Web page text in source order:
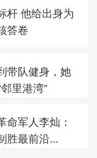
杆 他给出身为
答卷
带队健身，她
里港湾”
命军人李灿：
胜最前沿...